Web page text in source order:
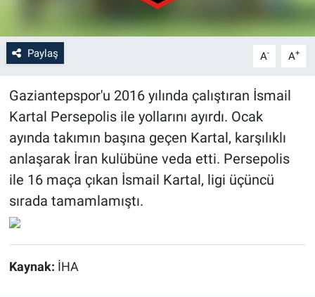
Paylaş A- A+
Gaziantepspor'u 2016 yılında çalıştıran İsmail
Kartal Persepolis ile yollarını ayırdı. Ocak
ayında takımın başına geçen Kartal, karşılıklı
anlaşarak İran kulübüne veda etti. Persepolis
ile 16 maça çıkan İsmail Kartal, ligi üçüncü
sırada tamamlamıştı.
Kaynak: İHA